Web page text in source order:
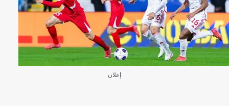
إعلان